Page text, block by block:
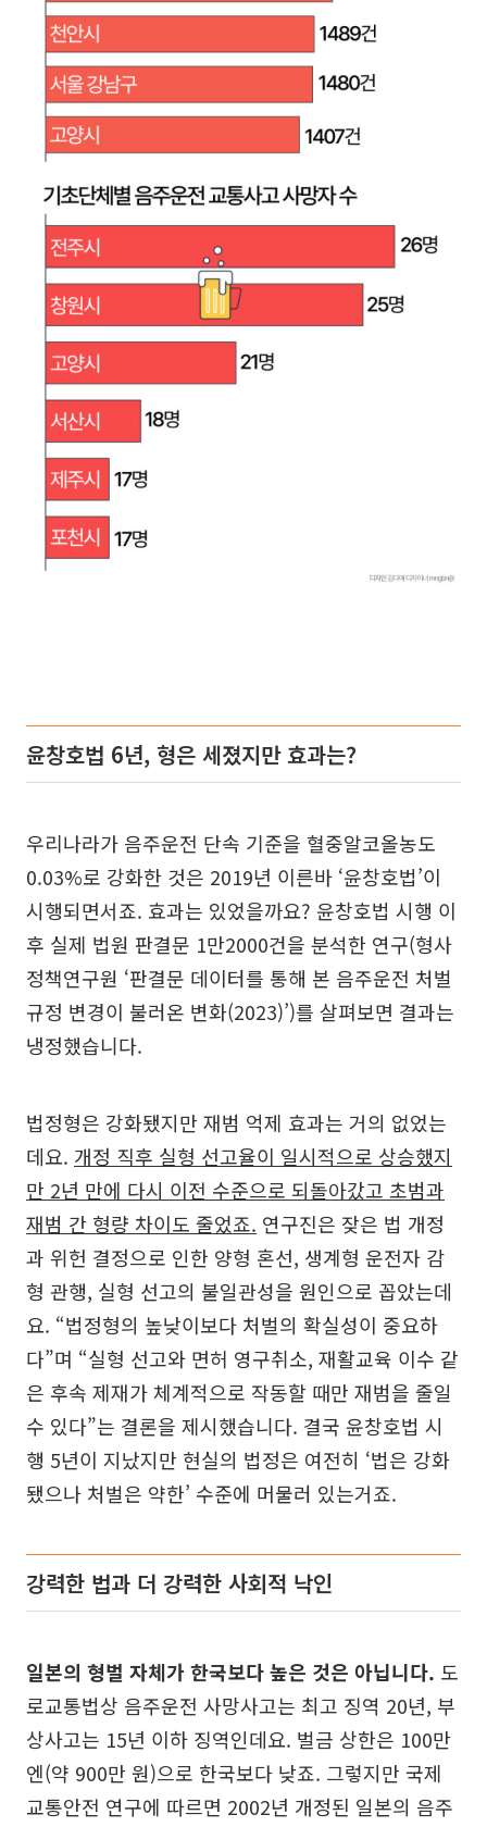
윤창호법 6년, 형은 세졌지만 효과는?
우리나라가 음주운전 단속 기준을 혈중알코올농도
0.03%로 강화한 것은 2019년 이른바 ‘윤창호법’이
시행되면서죠. 효과는 있었을까요? 윤창호법 시행 이
후 실제 법원 판결문 1만2000건을 분석한 연구(형사
정책연구원 ‘판결문 데이터를 통해 본 음주운전 처벌
규정 변경이 불러온 변화(2023)’)를 살펴보면 결과는
냉정했습니다.
법정형은 강화됐지만 재범 억제 효과는 거의 없었는
데요. 개정 직후 실형 선고율이 일시적으로 상승했지
만 2년 만에 다시 이전 수준으로 되돌아갔고 초범과
재범 간 형량 차이도 줄었죠. 연구진은 잦은 법 개정
과 위헌 결정으로 인한 양형 혼선, 생계형 운전자 감
형 관행, 실형 선고의 불일관성을 원인으로 꼽았는데
요. “법정형의 높낮이보다 처벌의 확실성이 중요하
다”며 “실형 선고와 면허 영구취소, 재활교육 이수 같
은 후속 제재가 체계적으로 작동할 때만 재범을 줄일
수 있다”는 결론을 제시했습니다. 결국 윤창호법 시
행 5년이 지났지만 현실의 법정은 여전히 ‘법은 강화
됐으나 처벌은 약한’ 수준에 머물러 있는거죠.
강력한 법과 더 강력한 사회적 낙인
일본의 형벌 자체가 한국보다 높은 것은 아닙니다. 도
로교통법상 음주운전 사망사고는 최고 징역 20년, 부
상사고는 15년 이하 징역인데요. 벌금 상한은 100만
엔(약 900만 원)으로 한국보다 낮죠. 그렇지만 국제
교통안전 연구에 따르면 2002년 개정된 일본의 음주